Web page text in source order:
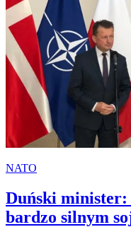
NATO
Duński minister:
bardzo silnym